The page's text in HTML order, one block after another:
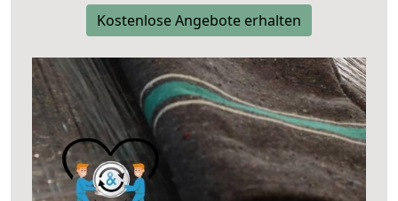
Kostenlose Angebote erhalten